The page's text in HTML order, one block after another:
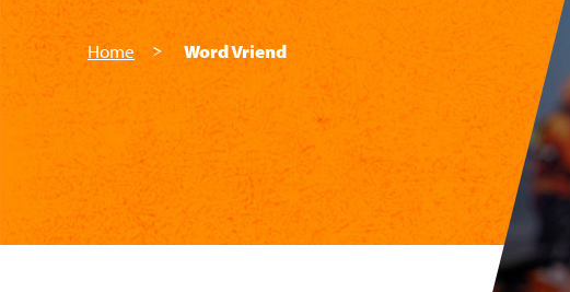
Home Word Vriend